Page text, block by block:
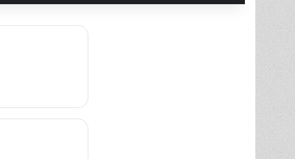
nach